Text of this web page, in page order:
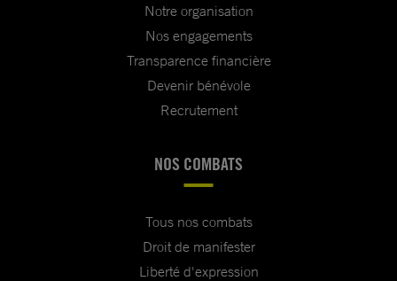
Notre organisation
Nos engagements
Transparence financière
Devenir bénévole
Recrutement
NOS COMBATS
Tous nos combats
Droit de manifester
Liberté d'expression